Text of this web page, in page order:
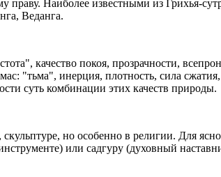
Наиболее известными из Грихья-
Веданга.
качество покоя, прозрачности,
"тьма", инерция, плотность, сила
суть комбинации этих качеств природы.
но особенно в религии. Для
или садгуру (духовный